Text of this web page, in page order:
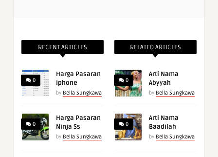
RECENT ARTICLES
0
Harga Pasaran
Iphone
by Bella Sungkawa
0
Harga Pasaran
Ninja Ss
by Bella Sungkawa
RELATED ARTICLES
0
Arti Nama
Abyyah
by Bella Sungkawa
0
Arti Nama
Baadilah
by Bella Sungkawa